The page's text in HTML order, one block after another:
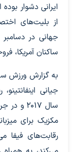
ایرانی دشوار
از بلیت‌های
جهانی در دسامبر
ساکنان آمریکا،
به گزارش ورزش
جیانی
سال
مکزیک برای
رقابت‌های فیفا